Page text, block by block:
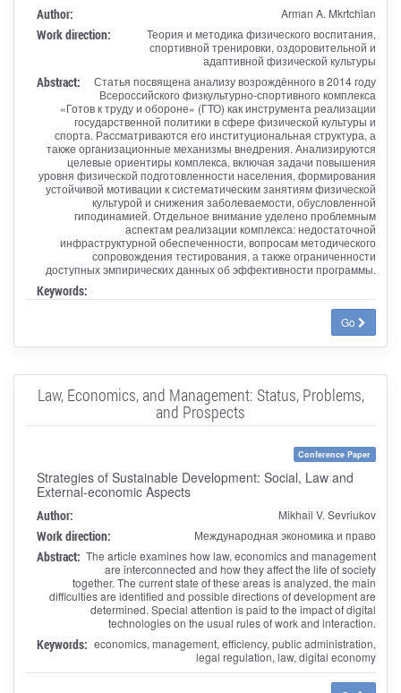
Author: Arman A. Mkrtchian
Work direction:
Теория и методика физического воспитания,
спортивной тренировки, оздоровительной и
адаптивной физической культуры
Abstract:
Статья посвящена анализу возрождённого в 2014 году
Всероссийского физкультурно-спортивного комплекса
«Готов к труду и обороне» (ГТО) как инструмента реализации
государственной политики в сфере физической культуры и
спорта. Рассматриваются его институциональная структура, а
также организационные механизмы внедрения. Анализируются
целевые ориентиры комплекса, включая задачи повышения
уровня физической подготовленности населения, формирования
устойчивой мотивации к систематическим занятиям физической
культурой и снижения заболеваемости, обусловленной
гиподинамией. Отдельное внимание уделено проблемным
аспектам реализации комплекса: недостаточной
инфраструктурной обеспеченности, вопросам методического
сопровождения тестирования, а также ограниченности
доступных эмпирических данных об эффективности программы.
Keywords:
Go
Law, Economics, and Management: Status, Problems,
and Prospects
Conference Paper
Strategies of Sustainable Development: Social, Law and
External-economic Aspects
Author: Mikhail V. Sevriukov
Work direction: Международная экономика и право
Abstract: The article examines how law, economics and management
are interconnected and how they affect the life of society
together. The current state of these areas is analyzed, the main
difficulties are identified and possible directions of development are
determined. Special attention is paid to the impact of digital
technologies on the usual rules of work and interaction.
Keywords: economics, management, efficiency, public administration,
legal regulation, law, digital economy